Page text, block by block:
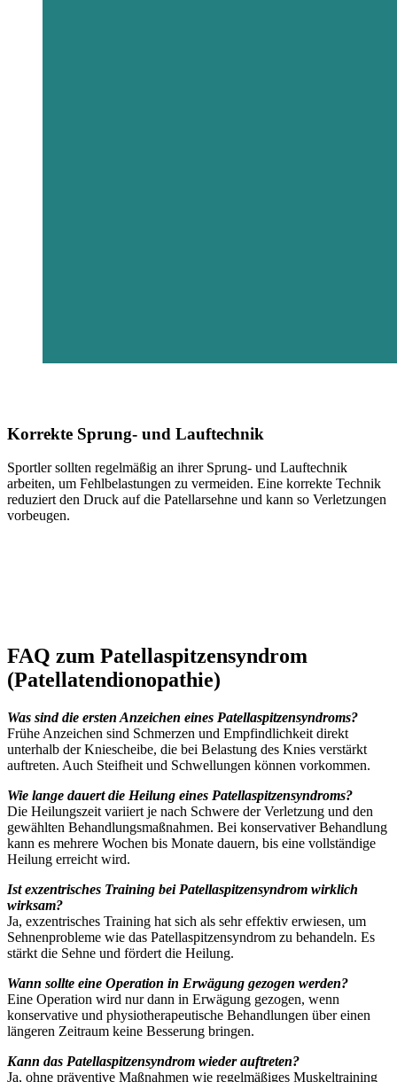
Korrekte Sprung- und Lauftechnik
Sportler sollten regelmäßig an ihrer Sprung- und Lauftechnik
arbeiten, um Fehlbelastungen zu vermeiden. Eine korrekte Technik
reduziert den Druck auf die Patellarsehne und kann so Verletzungen
vorbeugen.
FAQ zum Patellaspitzensyndrom
(Patellatendionopathie)
Was sind die ersten Anzeichen eines Patellaspitzensyndroms?
Frühe Anzeichen sind Schmerzen und Empfindlichkeit direkt
unterhalb der Kniescheibe, die bei Belastung des Knies verstärkt
auftreten. Auch Steifheit und Schwellungen können vorkommen.
Wie lange dauert die Heilung eines Patellaspitzensyndroms?
Die Heilungszeit variiert je nach Schwere der Verletzung und den
gewählten Behandlungsmaßnahmen. Bei konservativer Behandlung
kann es mehrere Wochen bis Monate dauern, bis eine vollständige
Heilung erreicht wird.
Ist exzentrisches Training bei Patellaspitzensyndrom wirklich
wirksam?
Ja, exzentrisches Training hat sich als sehr effektiv erwiesen, um
Sehnenprobleme wie das Patellaspitzensyndrom zu behandeln. Es
stärkt die Sehne und fördert die Heilung.
Wann sollte eine Operation in Erwägung gezogen werden?
Eine Operation wird nur dann in Erwägung gezogen, wenn
konservative und physiotherapeutische Behandlungen über einen
längeren Zeitraum keine Besserung bringen.
Kann das Patellaspitzensyndrom wieder auftreten?
Ja, ohne präventive Maßnahmen wie regelmäßiges Muskeltraining